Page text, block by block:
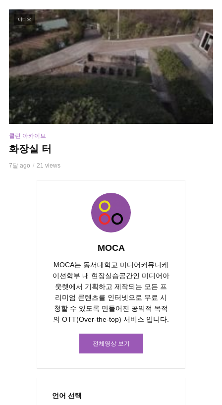
비디오
클린 아카이브
화장실 터
7달 ago 21 views
MOCA
MOCA는 동서대학교 미디어커뮤니케
이션학부 내 현장실습공간인 미디어아
웃렛에서 기획하고 제작되는 모든 프
리미엄 콘텐츠를 인터넷으로 무료 시
청할 수 있도록 만들어진 공익적 목적
의 OTT(Over-the-top) 서비스 입니다.
전체영상 보기
언어 선택